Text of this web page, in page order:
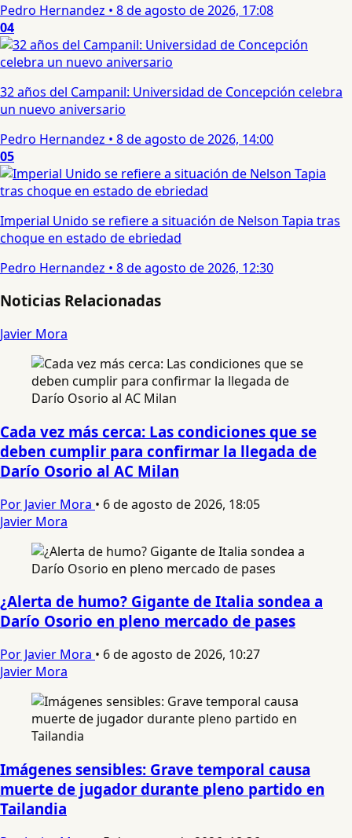
Pedro Hernandez • 8 de agosto de 2026, 17:08
04
32 años del Campanil: Universidad de Concepción celebra
un nuevo aniversario
Pedro Hernandez • 8 de agosto de 2026, 14:00
05
Imperial Unido se refiere a situación de Nelson Tapia tras
choque en estado de ebriedad
Pedro Hernandez • 8 de agosto de 2026, 12:30
Noticias Relacionadas
Javier Mora
Cada vez más cerca: Las condiciones que se
deben cumplir para confirmar la llegada de
Darío Osorio al AC Milan
Por Javier Mora • 6 de agosto de 2026, 18:05
Javier Mora
¿Alerta de humo? Gigante de Italia sondea a
Darío Osorio en pleno mercado de pases
Por Javier Mora • 6 de agosto de 2026, 10:27
Javier Mora
Imágenes sensibles: Grave temporal causa
muerte de jugador durante pleno partido en
Tailandia